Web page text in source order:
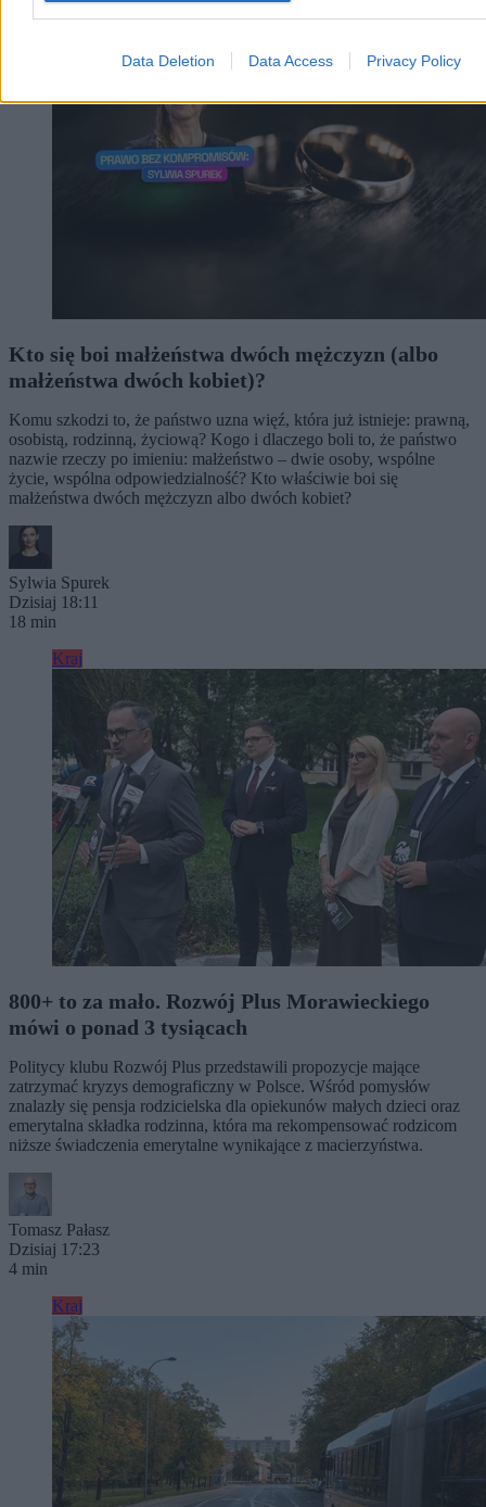
Data Deletion Data Access Privacy Policy
Kto się boi małżeństwa dwóch mężczyzn (albo
małżeństwa dwóch kobiet)?
Komu szkodzi to, że państwo uzna więź, która już istnieje: prawną,
osobistą, rodzinną, życiową? Kogo i dlaczego boli to, że państwo
nazwie rzeczy po imieniu: małżeństwo – dwie osoby, wspólne
życie, wspólna odpowiedzialność? Kto właściwie boi się
małżeństwa dwóch mężczyzn albo dwóch kobiet?
Sylwia Spurek
Dzisiaj 18:11
18 min
Kraj
800+ to za mało. Rozwój Plus Morawieckiego
mówi o ponad 3 tysiącach
Politycy klubu Rozwój Plus przedstawili propozycje mające
zatrzymać kryzys demograficzny w Polsce. Wśród pomysłów
znalazły się pensja rodzicielska dla opiekunów małych dzieci oraz
emerytalna składka rodzinna, która ma rekompensować rodzicom
niższe świadczenia emerytalne wynikające z macierzyństwa.
Tomasz Pałasz
Dzisiaj 17:23
4 min
Kraj